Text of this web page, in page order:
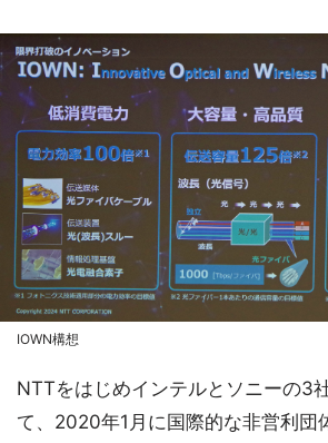
IOWN構想
NTTをはじめインテルとソニーの3
て、2020年1月に国際的な非営利団